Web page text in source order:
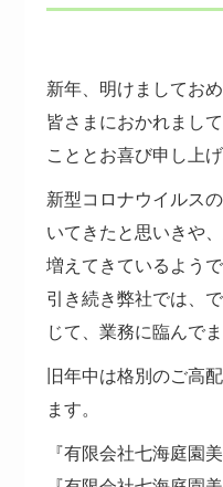
新年、明けましてお
皆さまにおかれまし
こととお喜び申し上げ
新型コロナウイルス
いてきたと思いきや
増えてきているようで
引き続き弊社では、
じて、業務に臨んでま
旧年中は格別のご高
ます。
『有限会社七海庭園